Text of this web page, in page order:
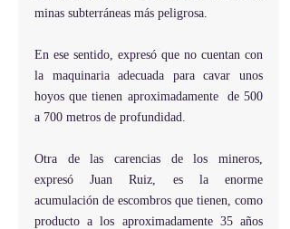
minas subterráneas más peligrosa.
En ese sentido, expresó que no cuentan con
la maquinaria adecuada para cavar unos
hoyos que tienen aproximadamente  de 500
a 700 metros de profundidad.
Otra de las carencias de los mineros,
expresó Juan Ruiz, es la enorme
acumulación de escombros que tienen, como
producto a los aproximadamente 35 años